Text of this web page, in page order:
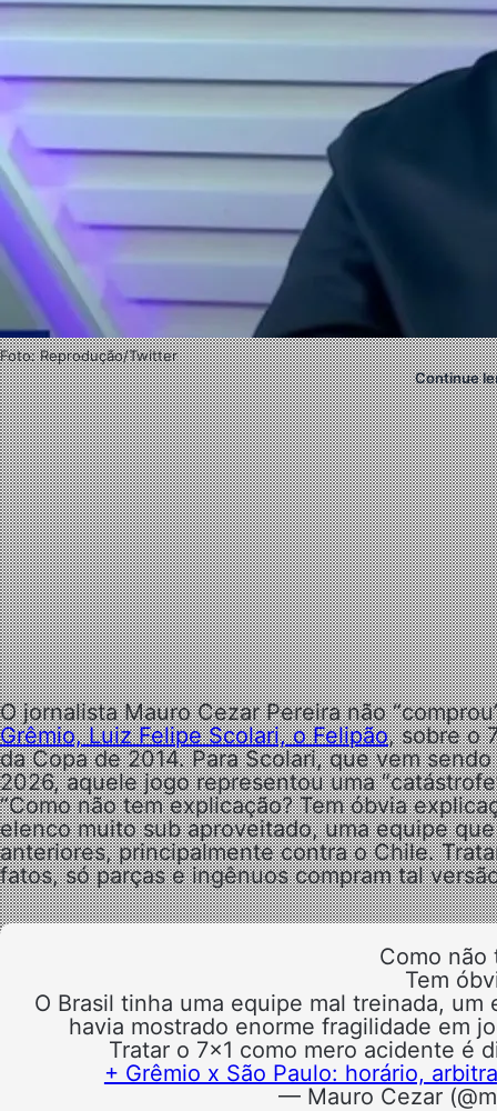
Foto: Reprodução/Twitter
Continue
O jornalista Mauro Cezar Pereira não
Grêmio, Luiz Felipe Scolari, o Felipão, sobre o
da Copa de 2014. Para Scolari, que vem
2026, aquele jogo representou uma
“Como não tem explicação? Tem óbvia
elenco muito sub aproveitado, uma equipe
anteriores, principalmente contra o Chile.
fatos, só parças e ingênuos compram tal
Como não
Tem
O Brasil tinha uma equipe mal treinada,
havia mostrado enorme fragilidade em
Tratar o 7x1 como mero acidente é
+ Grêmio x São Paulo: horário,
— Mauro Cezar